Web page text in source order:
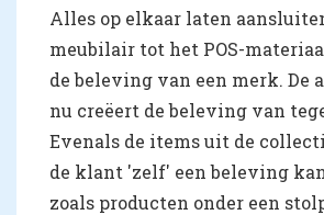
Alles op elkaar laten
meubilair tot het POS-
de beleving van een merk. De
nu creëert de beleving van
Evenals de items uit de
de klant 'zelf' een beleving
zoals producten onder een